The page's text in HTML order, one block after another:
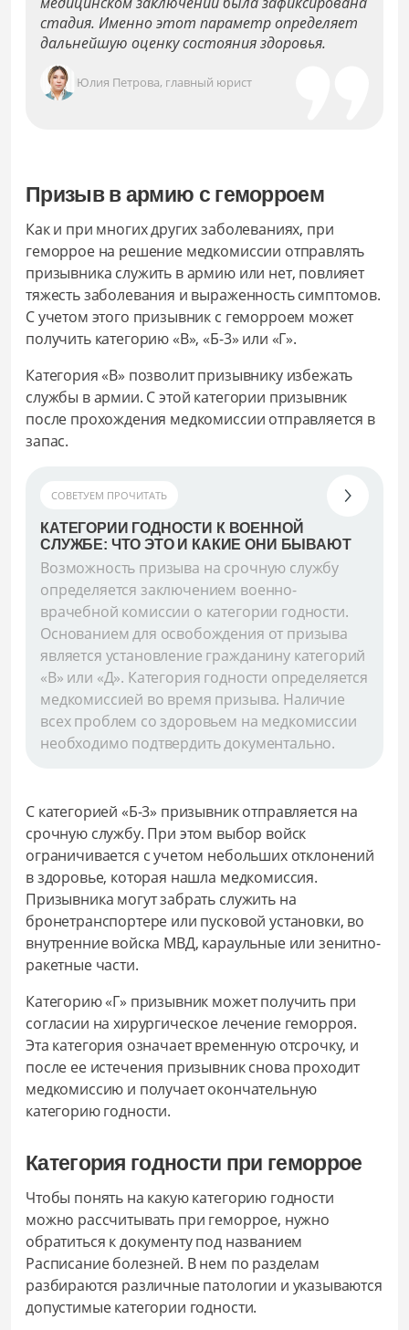
стадия. Именно этот параметр определяет
дальнейшую оценку состояния здоровья.
Юлия Петрова, главный юрист
Призыв в армию с геморроем
Как и при многих других заболеваниях, при
геморрое на решение медкомиссии отправлять
призывника служить в армию или нет, повлияет
тяжесть заболевания и выраженность симптомов.
С учетом этого призывник с геморроем может
получить категорию «В», «Б-3» или «Г».
Категория «В» позволит призывнику избежать
службы в армии. С этой категории призывник
после прохождения медкомиссии отправляется в
запас.
СОВЕТУЕМ ПРОЧИТАТЬ
КАТЕГОРИИ ГОДНОСТИ К ВОЕННОЙ
СЛУЖБЕ: ЧТО ЭТО И КАКИЕ ОНИ БЫВАЮТ
Возможность призыва на срочную службу
определяется заключением военно-
врачебной комиссии о категории годности.
Основанием для освобождения от призыва
является установление гражданину категорий
«В» или «Д». Категория годности определяется
медкомиссией во время призыва. Наличие
всех проблем со здоровьем на медкомиссии
необходимо подтвердить документально.
С категорией «Б-3» призывник отправляется на
срочную службу. При этом выбор войск
ограничивается с учетом небольших отклонений
в здоровье, которая нашла медкомиссия.
Призывника могут забрать служить на
бронетранспортере или пусковой установки, во
внутренние войска МВД, караульные или зенитно-
ракетные части.
Категорию «Г» призывник может получить при
согласии на хирургическое лечение геморроя.
Эта категория означает временную отсрочку, и
после ее истечения призывник снова проходит
медкомиссию и получает окончательную
категорию годности.
Категория годности при геморрое
Чтобы понять на какую категорию годности
можно рассчитывать при геморрое, нужно
обратиться к документу под названием
Расписание болезней. В нем по разделам
разбираются различные патологии и указываются
допустимые категории годности.